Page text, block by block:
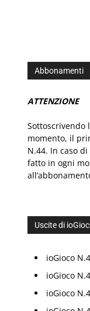
Abbonamenti
ATTENZIONE
Sottoscrivendo
momento, il
N.44. In caso
fatto in ogni
Uscite di
ioGioco
ioGioco
ioGioco